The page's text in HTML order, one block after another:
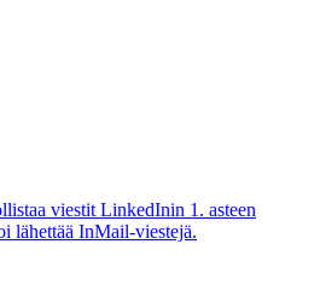
viestit LinkedInin 1. asteen
lähettää InMail-viestejä.